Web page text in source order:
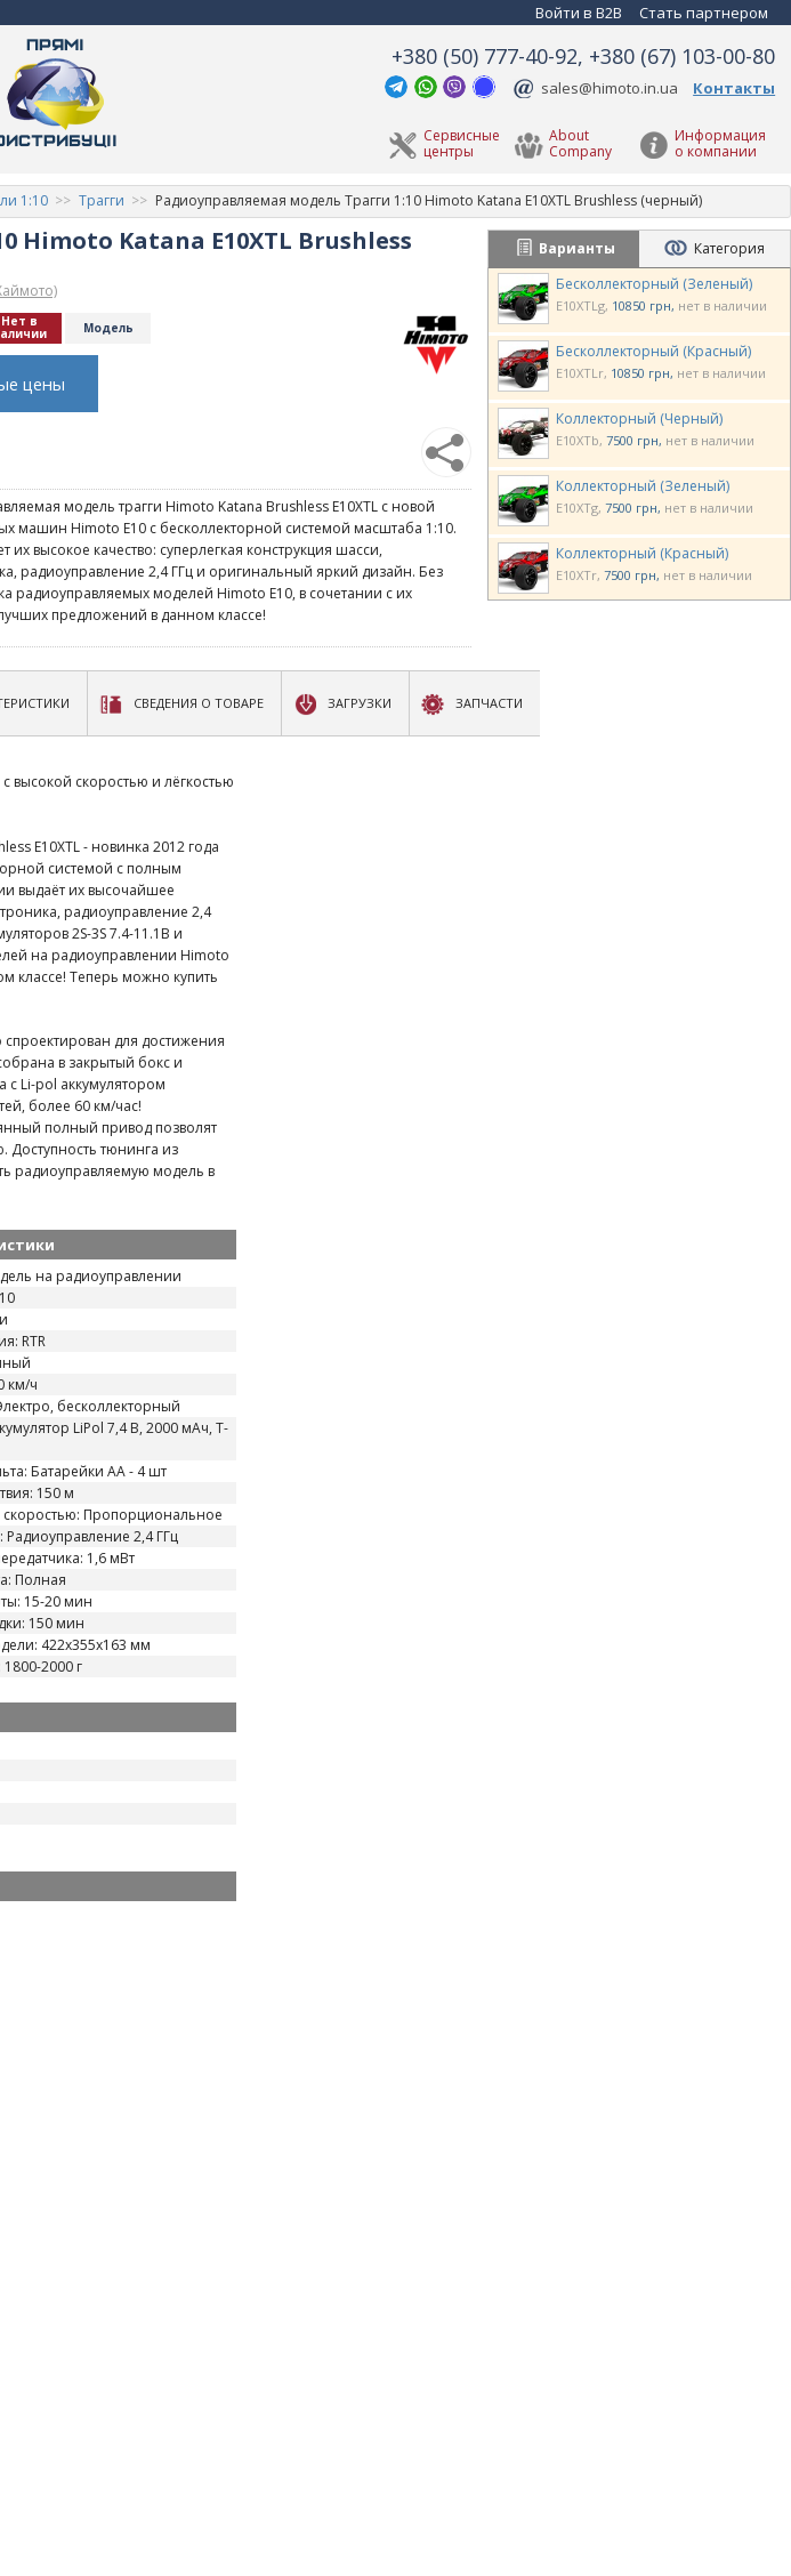
Войти в B2B Стать партнером
+380 (50) 777-40-92, +380 (67) 103-00-80
sales@himoto.in.ua Контакты
Информация
о компании
About
Company
Сервисные
центры
1:10 Трагги Радиоуправляемая модель Трагги 1:10 Himoto Katana E10XTL Brushless (черный)
Himoto Katana E10XTL Brushless
Нет в Модель
цены
модель трагги Himoto Katana Brushless E10XTL с новой
машин Himoto E10 с бесколлекторной системой масштаба 1:10.
их высокое качество: суперлегкая конструкция шасси,
радиоуправление 2,4 ГГц и оригинальный яркий дизайн. Без
радиоуправляемых моделей Himoto E10, в сочетании с их
предложений в данном классе!
Варианты
Категория
Бесколлекторный (Зеленый)
E10XTLg 10850 грн нет в наличии
Бесколлекторный (Красный)
E10XTLr 10850 грн нет в наличии
Коллекторный (Черный)
E10XTb 7500 грн нет в наличии
Коллекторный (Зеленый)
E10XTg 7500 грн нет в наличии
Коллекторный (Красный)
E10XTr 7500 грн нет в наличии
СВЕДЕНИЯ О ТОВАРЕ ЗАГРУЗКИ ЗАПЧАСТИ
скоростью и лёгкостью
E10XTL - новинка 2012 года
системой с полным
выдаёт их высочайшее
радиоуправление 2,4
2S-3S 7.4-11.1В и
на радиоуправлении Himoto
классе! Теперь можно купить
для достижения
в закрытый бокс и
Li-pol аккумулятором
более 60 км/час!
полный привод позволят
тюнинга из
радиоуправляемую модель в
на радиоуправлении
RTR
км/ч
бесколлекторный
LiPol 7,4 В, 2000 мАч, T-
Батарейки AA - 4 шт
150 м
скоростью: Пропорциональное
Радиоуправление 2,4 ГГц
1,6 мВт
Полная
15-20 мин
150 мин
422x355x163 мм
2000 г